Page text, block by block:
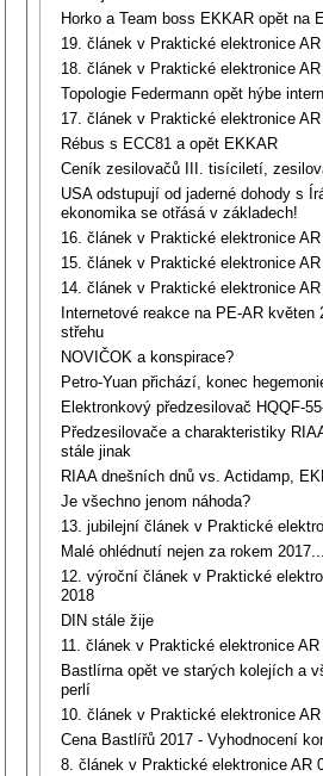
Horko a Team boss EKKAR opět na
19. článek v Praktické elektronice
18. článek v Praktické elektronice
Topologie Federmann opět hýbe
17. článek v Praktické elektronice
Rébus s ECC81 a opět EKKAR
Ceník zesilovačů III. tisíciletí,
USA odstupují od jaderné dohody s
ekonomika se otřásá v základech!
16. článek v Praktické elektronice
15. článek v Praktické elektronice
14. článek v Praktické elektronice
Internetové reakce na PE-AR květen
střehu
NOVIČOK a konspirace?
Petro-Yuan přichází, konec
Elektronkový předzesilovač HQQF-
Předzesilovače a charakteristiky
stále jinak
RIAA dnešních dnů vs. Actidamp,
Je všechno jenom náhoda?
13. jubilejní článek v Praktické
Malé ohlédnutí nejen za rokem 2017...
12. výroční článek v Praktické
2018
DIN stále žije
11. článek v Praktické elektronice AR
Bastlírna opět ve starých kolejích a
perlí
10. článek v Praktické elektronice AR
Cena Bastlířů 2017 - Vyhodnocení
8. článek v Praktické elektronice AR